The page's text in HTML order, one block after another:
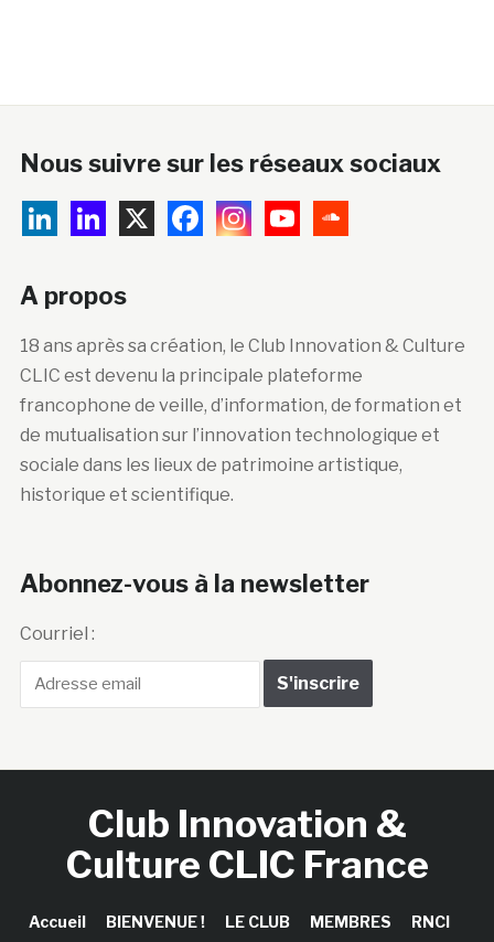
Nous suivre sur les réseaux sociaux
A propos
18 ans après sa création, le Club Innovation & Culture
CLIC est devenu la principale plateforme
francophone de veille, d’information, de formation et
de mutualisation sur l’innovation technologique et
sociale dans les lieux de patrimoine artistique,
historique et scientifique.
Abonnez-vous à la newsletter
Courriel :
Club Innovation &
Culture CLIC France
Accueil BIENVENUE ! LE CLUB MEMBRES
RNCI